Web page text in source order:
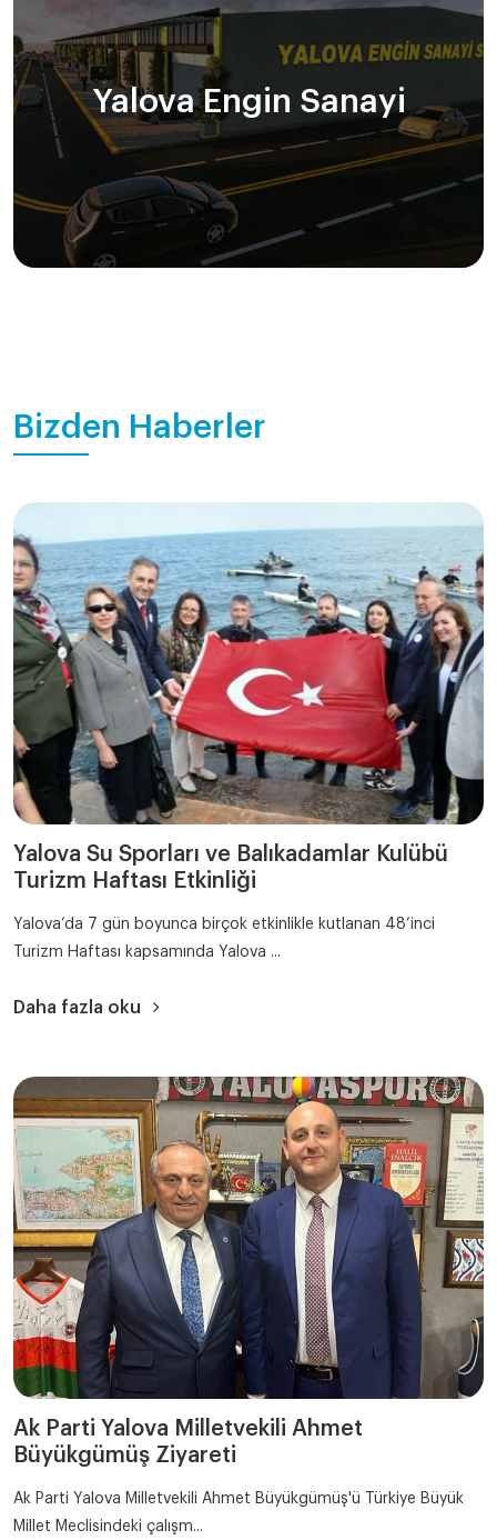
Yalova Engin Sanayi
Bizden Haberler
Yalova Su Sporları ve Balıkadamlar Kulübü
Turizm Haftası Etkinliği
Yalova’da 7 gün boyunca birçok etkinlikle kutlanan 48’inci
Turizm Haftası kapsamında Yalova ...
Daha fazla oku
Ak Parti Yalova Milletvekili Ahmet
Büyükgümüş Ziyareti
Ak Parti Yalova Milletvekili Ahmet Büyükgümüş'ü Türkiye Büyük
Millet Meclisindeki çalışm...